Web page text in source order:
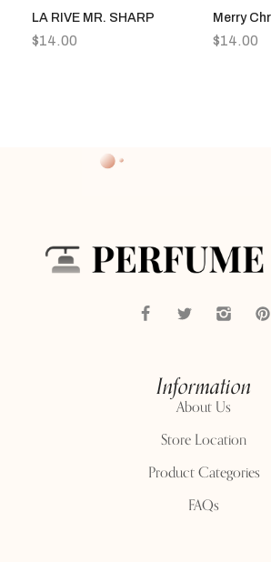
LA RIVE MR. SHARP
$14.00
Merry
$14.00
Information
About Us
Store Location
Product Categories
FAQs